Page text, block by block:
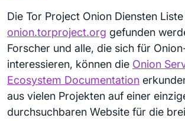
Die Tor Project Onion Diensten
onion.torproject.org gefunden
Forscher und alle, die sich für
interessieren, können die Onion
Ecosystem Documentation
aus vielen Projekten auf einer
durchsuchbaren Website für die